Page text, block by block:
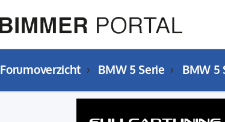
Forumoverzicht BMW 5 Serie BMW 5